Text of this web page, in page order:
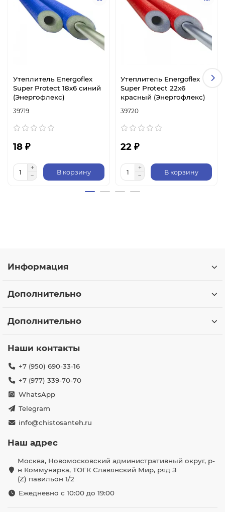
Утеплитель Energoflex
Super Protect 18х6 синий
(Энергофлекс)
39719
18 ₽
В корзину
Утеплитель Energoflex
Super Protect 22х6
красный (Энергофлекс)
39720
22 ₽
В корзину
Информация
Дополнительно
Дополнительно
Наши контакты
+7 (950) 690-33-16
+7 (977) 339-70-70
WhatsApp
Telegram
info@chistosanteh.ru
Наш адрес
Москва, Новомосковский административный округ, р-
н Коммунарка, ТОГК Славянский Мир, ряд З
(Z) павильон 1/2
Ежедневно с 10:00 до 19:00